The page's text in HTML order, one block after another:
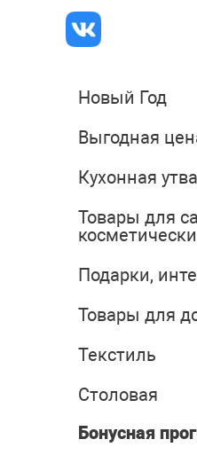
Новый Год
Выгодная
Кухонная
Товары для
Подарки,
Товары для
Текстиль
Столовая
Бонусная